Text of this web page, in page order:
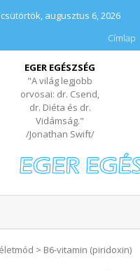
csütörtök, augusztus 6, 2026
Címlap
EGER EGÉSZSÉG
"A világ legjobb
orvosai: dr. Csend,
dr. Diéta és dr.
Vidámság."
/Jonathan Swift/
> B6-vitamin (piridoxin)